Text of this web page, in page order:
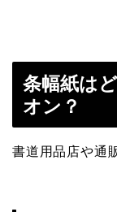
条幅紙は
オン？
書道用品店や通